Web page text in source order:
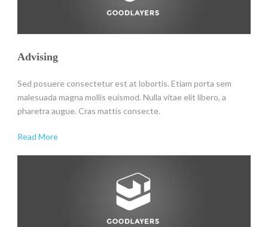
Advising
Sed posuere consectetur est at lobortis. Etiam porta sem
malesuada magna mollis euismod. Nulla vitae elit libero, a
pharetra augue. Cras mattis consecte.
Read More